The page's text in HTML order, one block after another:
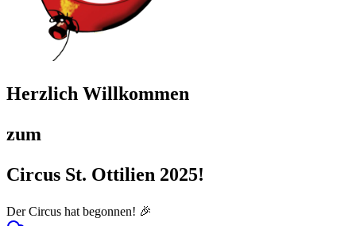
Herzlich Willkommen
zum
Circus St. Ottilien 2025!
Der Circus hat begonnen! 🎉